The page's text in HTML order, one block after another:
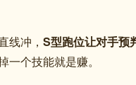
线冲， S型跑位让对手预
个技能就是赚。